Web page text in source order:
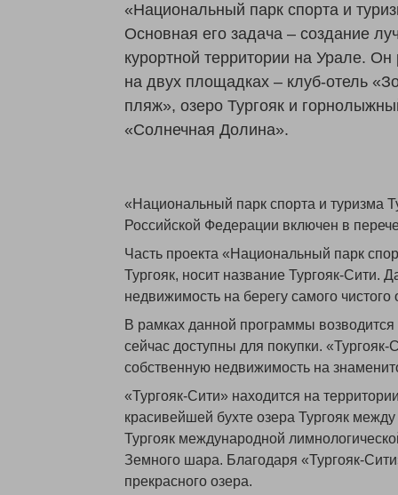
«Национальный парк спорта и
Основная его задача – создание
курортной территории на Урале. Он
на двух площадках – клуб-отель
пляж», озеро Тургояк и
«Солнечная Долина».
«Национальный парк спорта и туризма
Российской Федерации включен в
Часть проекта «Национальный парк
Тургояк, носит название Тургояк-Сити.
недвижимость на берегу самого
В рамках данной программы
сейчас доступны для покупки.
собственную недвижимость на
«Тургояк-Сити» находится на
красивейшей бухте озера Тургояк
Тургояк международной
Земного шара. Благодаря «Тургояк-
прекрасного озера.